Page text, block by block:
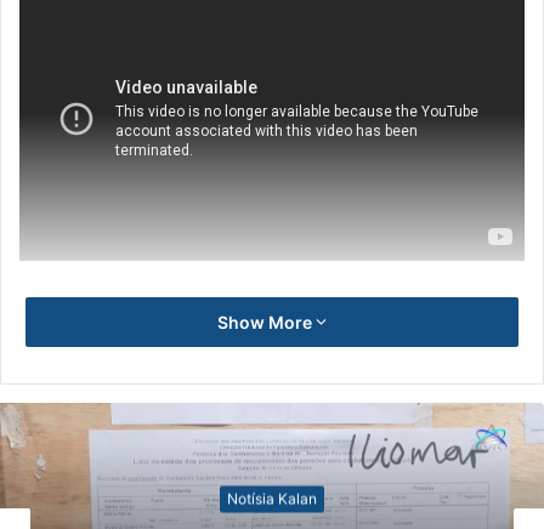
Show More
Notísia Kalan